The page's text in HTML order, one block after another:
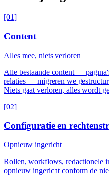
[01]
Content
Alles mee, niets verloren
Alle bestaande content —
relaties — migreren we
Niets gaat verloren, alles wordt
[02]
Configuratie en
Opnieuw ingericht
Rollen, workflows, redactionele
opnieuw ingericht conform de